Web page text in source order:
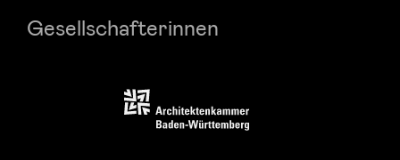
Gesellschafterinnen